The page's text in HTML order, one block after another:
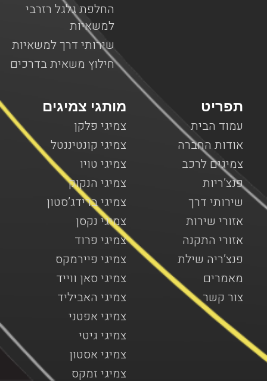
החלפת גלגל רזרבי
למשאיות
שירותי דרך למשאיות
חילוץ משאית בדרכים
מותגי צמיגים
צמיגי פלקן
צמיגי קונטיננטל
צמיגי טויו
צמיגי הנקוק
צמיגי ברידג’סטון
צמיגי נקסן
צמיגי פרוד
צמיגי פיירמקס
צמיגי סאן ווייד
צמיגי האביליד
צמיגי אפטני
צמיגי גיטי
צמיגי אסטון
צמיגי זמקס
תפריט
עמוד הבית
אודות החברה
צמיגים לרכב
פנצ’ריות
שירותי דרך
אזורי שירות
אזורי התקנה
פנצ’ריה שילת
מאמרים
צור קשר